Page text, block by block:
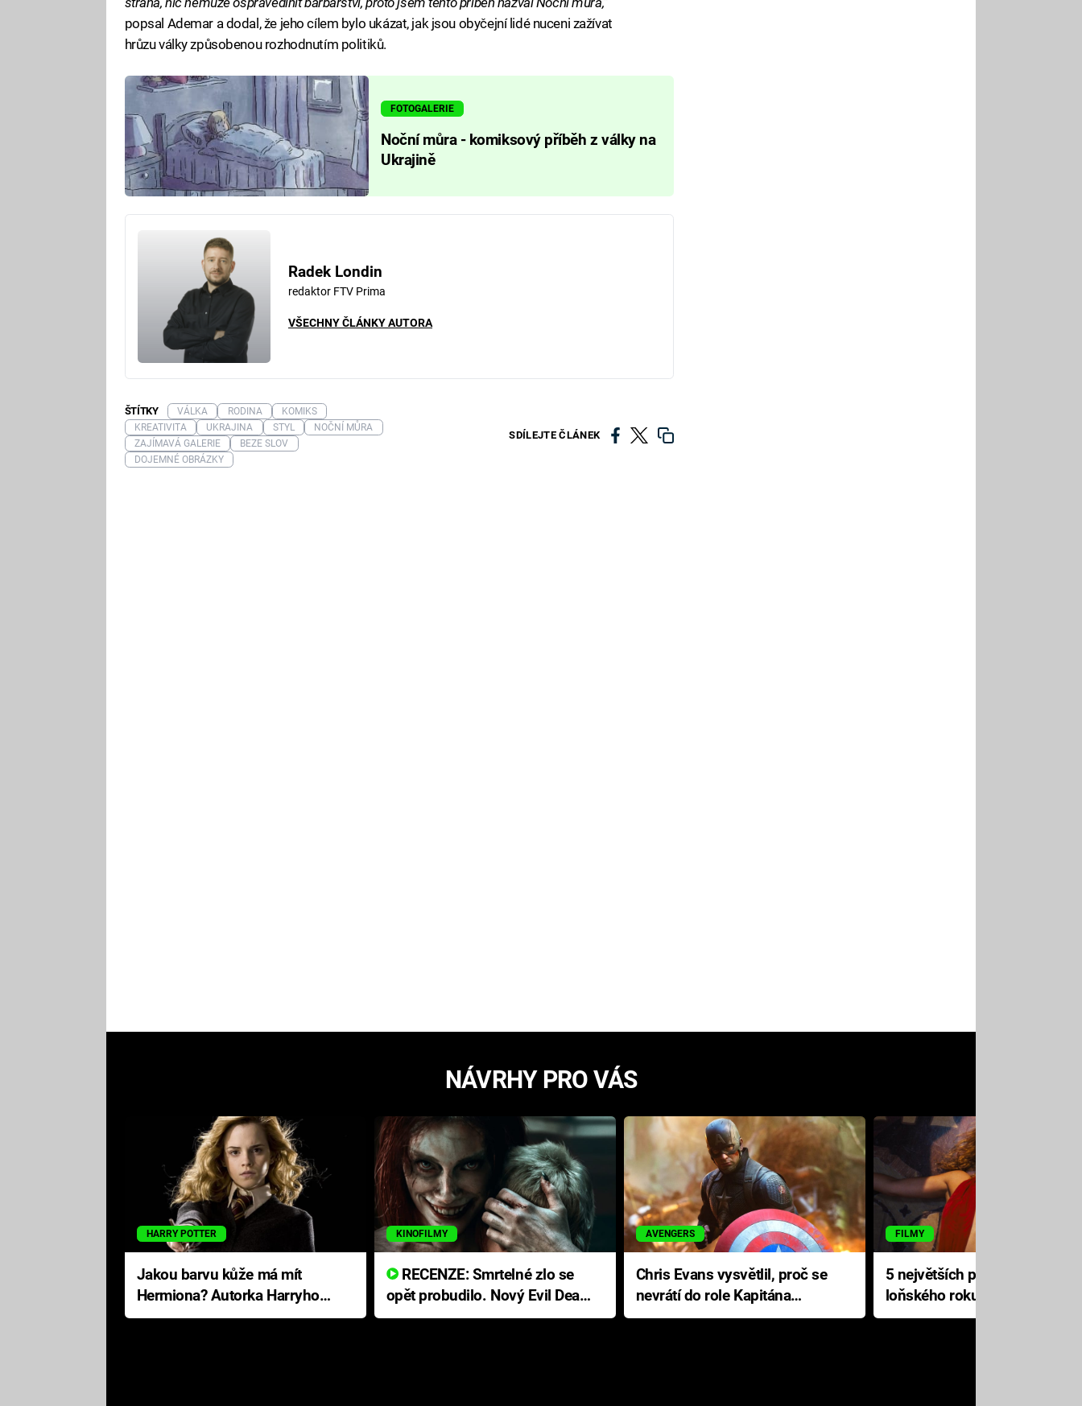
popsal Ademar a dodal, že jeho cílem bylo ukázat, jak jsou obyčejní lidé nuceni zažívat
hrůzu války způsobenou rozhodnutím politiků.
FOTOGALERIE
Noční můra - komiksový příběh z války na
Ukrajině
Radek Londin
redaktor FTV Prima
VŠECHNY ČLÁNKY AUTORA
SDÍLEJTE ČLÁNEK
ŠTÍTKY VÁLKA RODINA
KOMIKS
KREATIVITA
UKRAJINA STYL
NOČNÍ MŮRA
ZAJÍMAVÁ GALERIE
BEZE SLOV
DOJEMNÉ OBRÁZKY
NÁVRHY PRO VÁS
HARRY POTTER
Jakou barvu kůže má mít
Hermiona? Autorka Harryho
Pottera přišla s ráznou
KINOFILMY
RECENZE: Smrtelné zlo se
opět probudilo. Nový Evil Dead
přichází s neodolatelnou
AVENGERS
Chris Evans vysvětlil, proč se
nevrátí do role Kapitána
Ameriky
FILMY
5 největších propadáků
loňského roku: Disney na
jediné katastrofě prodělal 200